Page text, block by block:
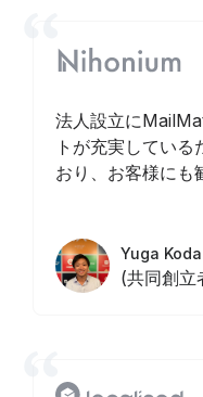
法人設立に
トが充実してい
おり、お客様にも
Yuga Koda
(共同創立